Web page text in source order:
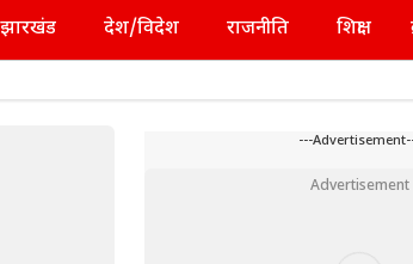
झारखंड देश/विदेश राजनीति शिक्षा
---
Advertisement